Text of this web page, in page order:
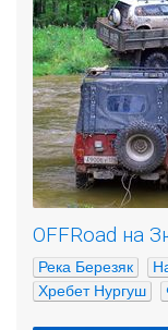
OFFRoad на
Река Березяк
Хребет Нургуш